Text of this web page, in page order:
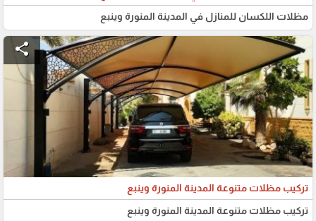
مظلات اللكسان للمنازل في المدينة المنورة وينبع
share
تركيب مظلات متنوعة المدينة المنورة وينبع
تركيب مظلات متنوعة المدينة المنورة وينبع